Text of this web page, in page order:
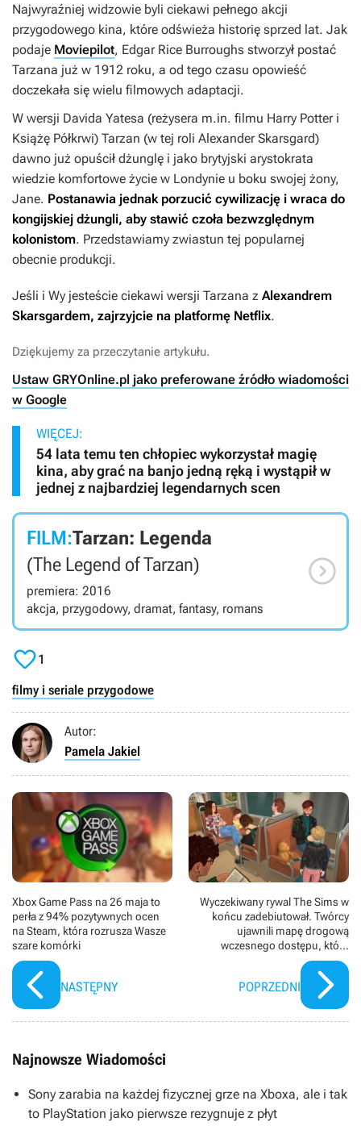
Najwyraźniej widzowie byli ciekawi pełnego akcji
przygodowego kina, które odświeża historię sprzed lat. Jak
podaje Moviepilot, Edgar Rice Burroughs stworzył postać
Tarzana już w 1912 roku, a od tego czasu opowieść
doczekała się wielu filmowych adaptacji.
W wersji Davida Yatesa (reżysera m.in. filmu Harry Potter i
Książę Półkrwi) Tarzan (w tej roli Alexander Skarsgard)
dawno już opuścił dżunglę i jako brytyjski arystokrata
wiedzie komfortowe życie w Londynie u boku swojej żony,
Jane. Postanawia jednak porzucić cywilizację i wraca do
kongijskiej dżungli, aby stawić czoła bezwzględnym
kolonistom. Przedstawiamy zwiastun tej popularnej
obecnie produkcji.
Jeśli i Wy jesteście ciekawi wersji Tarzana z Alexandrem
Skarsgardem, zajrzyjcie na platformę Netflix.
Dziękujemy za przeczytanie artykułu.
Ustaw GRYOnline.pl jako preferowane źródło wiadomości
w Google
WIĘCEJ:
54 lata temu ten chłopiec wykorzystał magię
kina, aby grać na banjo jedną ręką i wystąpił w
jednej z najbardziej legendarnych scen
FILM:Tarzan: Legenda
(The Legend of Tarzan)
premiera: 2016
akcja, przygodowy, dramat, fantasy, romans

1
filmy i seriale przygodowe
Autor:
Pamela Jakiel
Xbox Game Pass na 26 maja to
perła z 94% pozytywnych ocen
na Steam, która rozrusza Wasze
szare komórki
NASTĘPNY
Wyczekiwany rywal The Sims w
końcu zadebiutował. Twórcy
ujawnili mapę drogową
wczesnego dostępu, która
skrywa coś mrocznego
POPRZEDNI
Najnowsze Wiadomości
Sony zarabia na każdej fizycznej grze na Xboxa, ale i tak
to PlayStation jako pierwsze rezygnuje z płyt